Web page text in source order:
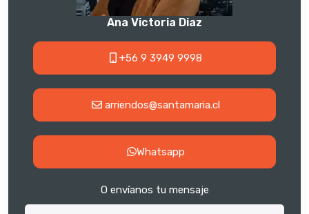
Ana Victoria Diaz
+56 9 3949 9998
arriendos@santamaria.cl
Whatsapp
O envíanos tu mensaje